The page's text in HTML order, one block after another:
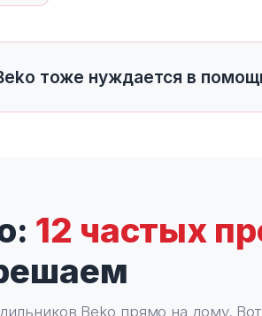
тоже нуждается в
12 частых
Beko прямо на дому.